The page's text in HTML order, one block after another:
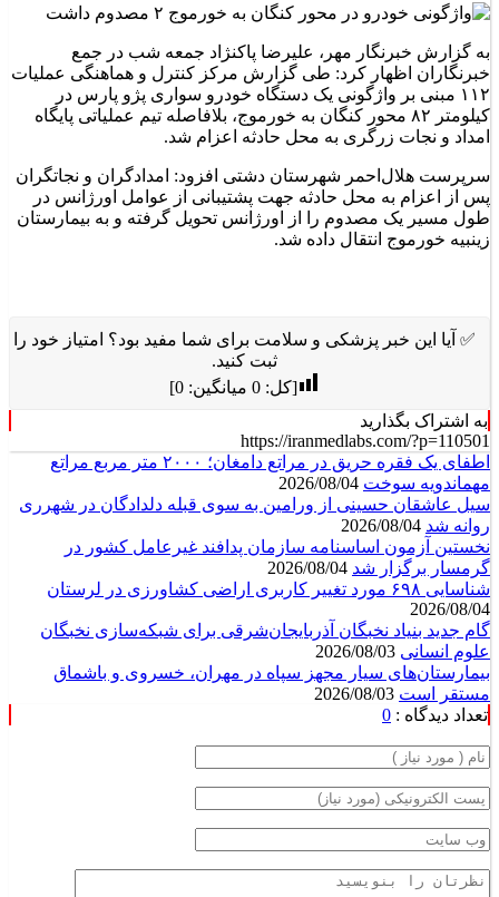
به گزارش خبرنگار مهر، علیرضا پاکنژاد جمعه شب در جمع
خبرنگاران اظهار کرد: طی گزارش مرکز کنترل و هماهنگی عملیات
۱۱۲ مبنی بر واژگونی یک دستگاه خودرو سواری پژو پارس در
کیلومتر ۸۲ محور کنگان به خورموج، بلافاصله تیم عملیاتی پایگاه
امداد و نجات زرگری به محل حادثه اعزام شد.
سرپرست هلال‌احمر شهرستان دشتی افزود: امدادگران و نجاتگران
پس از اعزام به محل حادثه جهت پشتیبانی از عوامل اورژانس در
طول مسیر یک مصدوم را از اورژانس تحویل گرفته و به بیمارستان
زینبیه خورموج انتقال داده شد.
✅ آیا این خبر پزشکی و سلامت برای شما مفید بود؟ امتیاز خود را
ثبت کنید.
[کل:0 میانگین:0
]
به اشتراک بگذارید
https://iranmedlabs.com/?p=110501
اطفای یک فقره حریق در مراتع دامغان؛ ۲۰۰۰ متر مربع مراتع
مهماندویه سوخت
سیل عاشقان حسینی از ورامین به سوی قبله دلدادگان در شهرری
روانه شد
نخستین آزمون اساسنامه سازمان پدافند غیرعامل کشور در
گرمسار برگزار شد
شناسایی ۶۹۸ مورد تغییر کاربری اراضی کشاورزی در لرستان
2026/08/04
گام جدید بنیاد نخبگان آذربایجان‌شرقی برای شبکه‌سازی نخبگان
علوم انسانی
بیمارستان‌های سیار مجهز سپاه در مهران، خسروی و باشماق
مستقر است
تعداد دیدگاه : 0